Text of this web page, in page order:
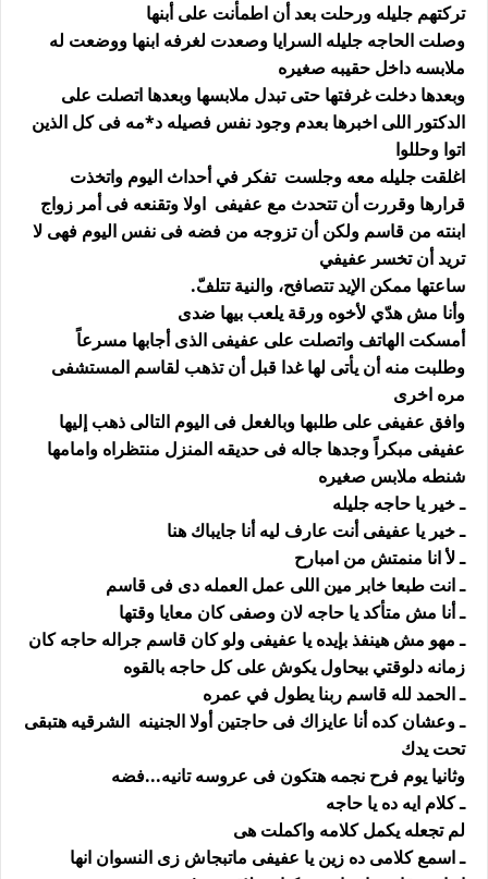
تركتهم جليله ورحلت بعد أن اطمأنت على أبنها
وصلت الحاجه جليله السرايا وصعدت لغرفه ابنها ووضعت له
ملابسه داخل حقيبه صغيره
وبعدها دخلت غرفتها حتى تبدل ملابسها وبعدها اتصلت على
الدكتور اللى اخبرها بعدم وجود نفس فصيله د*مه فى كل الذين
اتوا وحللوا
اغلقت جليله معه وجلست تفكر في أحداث اليوم واتخذت
قرارها وقررت أن تتحدث مع عفيفى اولا وتقنعه فى أمر زواج
ابنته من قاسم ولكن أن تزوجه من فضه فى نفس اليوم فهى لا
تريد أن تخسر عفيفي
ساعتها ممكن الإيد تتصافح، والنية تتلفّ.
وأنا مش هدّي لأخوه ورقة يلعب بيها ضدى
أمسكت الهاتف واتصلت على عفيفى الذى أجابها مسرعاً
وطلبت منه أن يأتى لها غدا قبل أن تذهب لقاسم المستشفى
مره اخرى
وافق عفيفى على طلبها وبالغعل فى اليوم التالى ذهب إليها
عفيفى مبكراً وجدها جاله فى حديقه المنزل منتظراه وامامها
شنطه ملابس صغيره
ـ خير يا حاجه جليله
ـ خير يا عفيفى أنت عارف ليه أنا جايباك هنا
ـ لأ انا منمتش من امبارح
ـ انت طبعا خابر مين اللى عمل العمله دى فى قاسم
ـ أنا مش متأكد يا حاجه لان وصفى كان معايا وقتها
ـ مهو مش هينفذ بإيده يا عفيفى ولو كان قاسم جراله حاجه كان
زمانه دلوقتي بيحاول يكوش على كل حاجه بالقوه
ـ الحمد لله قاسم ربنا يطول في عمره
ـ وعشان كده أنا عايزاك فى حاجتين أولا الجنينه الشرقيه هتبقى
تحت يدك
وثانيا يوم فرح نجمه هتكون فى عروسه تانيه...فضه
ـ كلام ايه ده يا حاجه
لم تجعله يكمل كلامه واكملت هى
ـ اسمع كلامى ده زين يا عفيفى ماتبجاش زى النسوان انها